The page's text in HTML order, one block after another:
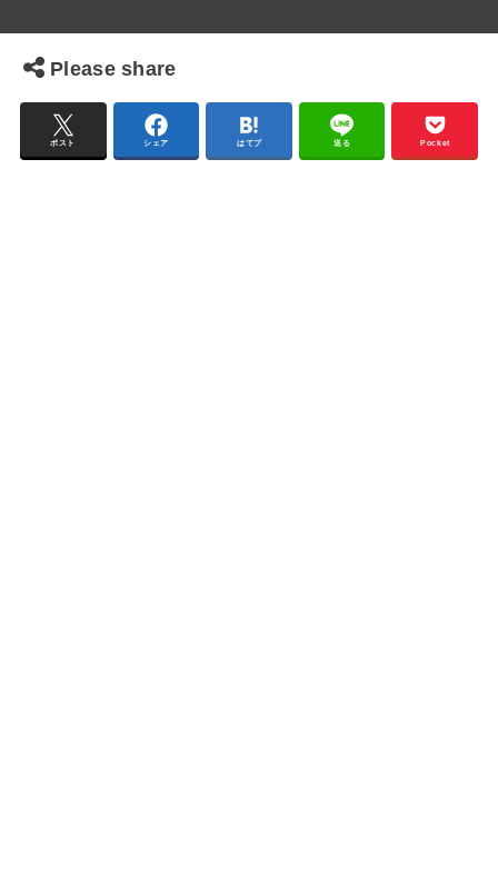
Please share
ポスト シェア はてブ 送る Pocket